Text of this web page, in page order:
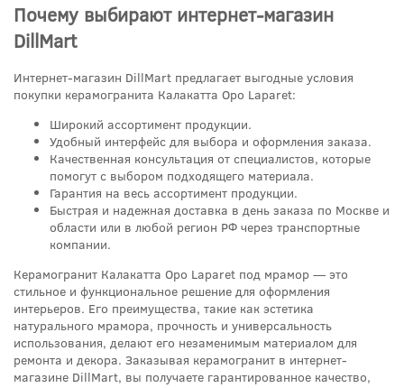
Почему выбирают интернет-магазин
DillMart
Интернет-магазин DillMart предлагает выгодные условия
покупки керамогранита Калакатта Оро Laparet:
Широкий ассортимент продукции.
Удобный интерфейс для выбора и оформления заказа.
Качественная консультация от специалистов, которые
помогут с выбором подходящего материала.
Гарантия на весь ассортимент продукции.
Быстрая и надежная доставка в день заказа по Москве и
области или в любой регион РФ через транспортные
компании.
Керамогранит Калакатта Оро Laparet под мрамор — это
стильное и функциональное решение для оформления
интерьеров. Его преимущества, такие как эстетика
натурального мрамора, прочность и универсальность
использования, делают его незаменимым материалом для
ремонта и декора. Заказывая керамогранит в интернет-
магазине DillMart, вы получаете гарантированное качество,